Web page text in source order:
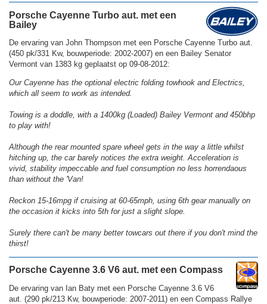
Porsche Cayenne Turbo aut. met een
Bailey
De ervaring van John Thompson met een Porsche Cayenne Turbo aut.
(450 pk/331 Kw, bouwperiode: 2002-2007) en een Bailey Senator
Vermont van 1383 kg geplaatst op 09-08-2012:
Our Cayenne has the optional electric folding towhook and Electrics,
which all seem to work as intended.
Towing is a doddle, with a 1400kg (Loaded) Bailey Vermont and 450bhp
to play with!
Although the rear mounted spare wheel gets in the way a little whilst
hitching up, the car barely notices the extra weight. Acceleration is
vivid, stability impeccable and fuel consumption no less horrendaous
than without the 'Van!
Reckon 15-16mpg if cruising at 60-65mph, using 6th gear manually on
the occasion it kicks into 5th for just a slight slope.
Surely there can't be many better towcars out there if you don't mind the
thirst!
Porsche Cayenne 3.6 V6 aut. met een Compass
De ervaring van Ian Baty met een Porsche Cayenne 3.6 V6
aut. (290 pk/213 Kw, bouwperiode: 2007-2011) en een Compass Rallye